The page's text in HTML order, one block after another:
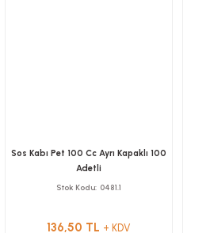
Sos Kabı Pet 100 Cc Ayrı Kapaklı 100
Adetli
Stok Kodu 0481.1
136,50 TL + KDV